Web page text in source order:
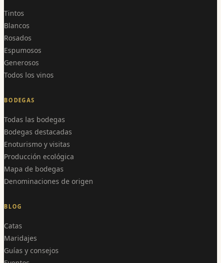
Tintos
Blancos
Rosados
Espumosos
Generosos
Todos los vinos
BODEGAS
Todas las bodegas
Bodegas destacadas
Enoturismo y visitas
Producción ecológica
Mapa de bodegas
Denominaciones de origen
BLOG
Catas
Maridajes
Guías y consejos